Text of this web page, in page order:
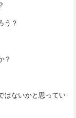
う？
？
はないかと思ってい